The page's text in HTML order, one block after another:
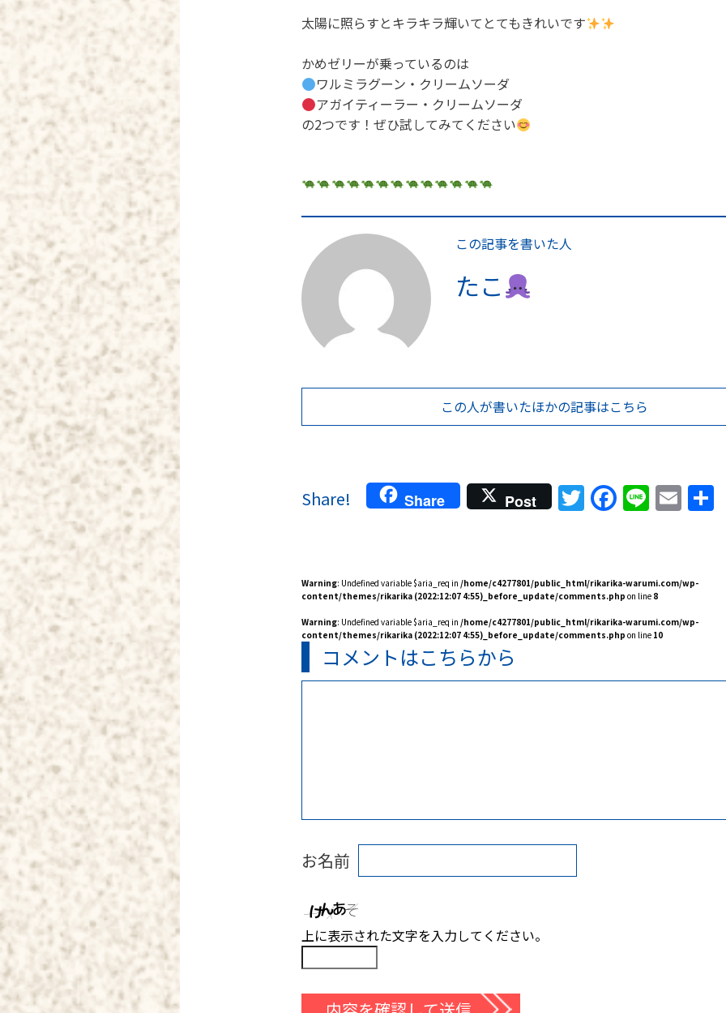
太陽に照らすとキラキラ輝いてとてもきれいです
かめゼリーが乗っているのは
ワルミラグーン・クリームソーダ
アガイティーラー・クリームソーダ
の2つです！ぜひ試してみてください
この記事を書いた人
たこ
この人が書いたほかの記事はこちら
Share! Share Post TwitterLine
Warning: Undefined variable $aria_req in /home/c4277801/public_html/rikarika-warumi.com/wp-
content/themes/rikarika (2022:12:07 4:55)_before_update/comments.php on line 8
Warning: Undefined variable $aria_req in /home/c4277801/public_html/rikarika-warumi.com/wp-
content/themes/rikarika (2022:12:07 4:55)_before_update/comments.php on line 10
コメントはこちらから
お名前
上に表示された文字を入力してください。